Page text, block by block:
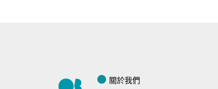
關於我們